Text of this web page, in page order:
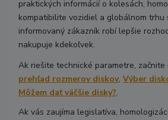
praktických informácií o kolesách,
kompatibilite vozidiel a globálnom trhu
informovaný zákazník robí lepšie
nakupuje kdekoľvek.
Ak riešite technické parametre, začnite
prehľad rozmerov diskov,Výber
Môžem dať väčšie disky?.
Ak vás zaujíma legislatíva,